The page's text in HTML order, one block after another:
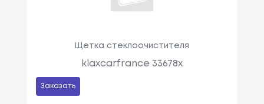
Щетка стеклоочистителя
klaxcarfrance 33678x
Заказать